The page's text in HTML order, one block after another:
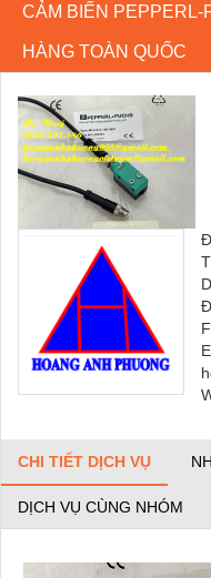
CẢM BIẾN PEPPERL-
HÀNG TOÀN QUỐC
CHI TIẾT DỊCH VỤ
DỊCH VỤ CÙNG NHÓM